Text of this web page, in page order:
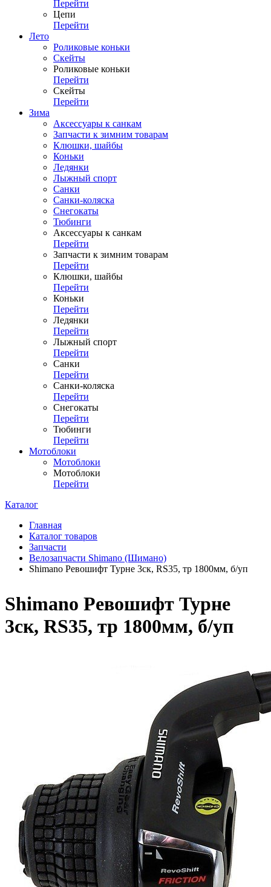
Перейти
Цепи
Перейти
Лето
Роликовые коньки
Скейты
Роликовые коньки
Перейти
Скейты
Перейти
Зима
Аксессуары к санкам
Запчасти к зимним товарам
Клюшки, шайбы
Коньки
Ледянки
Лыжный спорт
Санки
Санки-коляска
Снегокаты
Тюбинги
Аксессуары к санкам
Перейти
Запчасти к зимним товарам
Перейти
Клюшки, шайбы
Перейти
Коньки
Перейти
Ледянки
Перейти
Лыжный спорт
Перейти
Санки
Перейти
Санки-коляска
Перейти
Снегокаты
Перейти
Тюбинги
Перейти
Мотоблоки
Мотоблоки
Мотоблоки
Перейти
Каталог
Главная
Каталог товаров
Запчасти
Велозапчасти Shimano (Шимано)
Shimano Ревошифт Турне 3ск, RS35, тр 1800мм, б/уп
Shimano Ревошифт Турне
3ск, RS35, тр 1800мм, б/уп